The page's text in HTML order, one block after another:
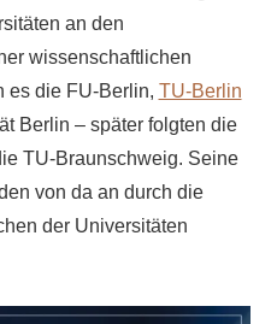
an den
wissenschaftlichen
es die FU-Berlin, TU-Berlin
Berlin – später folgten die
TU-Braunschweig. Seine
von da an durch die
der Universitäten